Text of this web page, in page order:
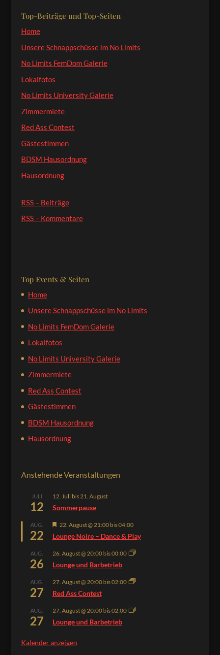
Top-Beiträge und Top-Seiten
Home
Unsere Schnappschüsse im No Limits
No Limits FemDom Galerie
Lokalfotos
No Limits University Galerie
Zimmermiete
Red Ass Contest
Gästestimmen
BDSM Hausordnung
Hausordnung
RSS – Beiträge
RSS – Kommentare
Top Events & Seiten
Home
Unsere Schnappschüsse im No Limits
No Limits FemDom Galerie
Lokalfotos
No Limits University Galerie
Zimmermiete
Red Ass Contest
Gästestimmen
BDSM Hausordnung
Hausordnung
Anstehende Veranstaltungen
JULI
12
12. Julibis21. August
Sommerpause
AUG.
22
Hervorgehoben
22. August @ 21:00bis04:00
Lounge Noire – Dance & Play
AUG.
26
26. August @ 20:00bis00:00
Lounge und Barbetrieb
AUG.
27
27. August @ 20:00bis02:00
Red Ass Contest
AUG.
27
27. August @ 20:00bis02:00
Lounge und Barbetrieb
Kalender anzeigen